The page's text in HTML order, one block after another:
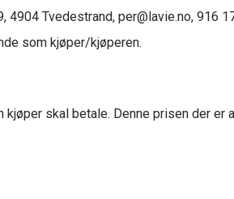
4904 Tvedestrand, per@lavie.no,
som kjøper/kjøperen.
skal betale. Denne prisen der